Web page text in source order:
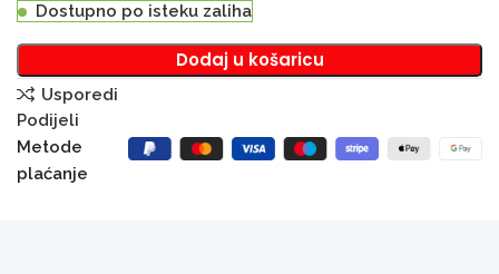
Dostupno po isteku zaliha
Dodaj u košaricu
Usporedi
Podijeli
Metode
plaćanje